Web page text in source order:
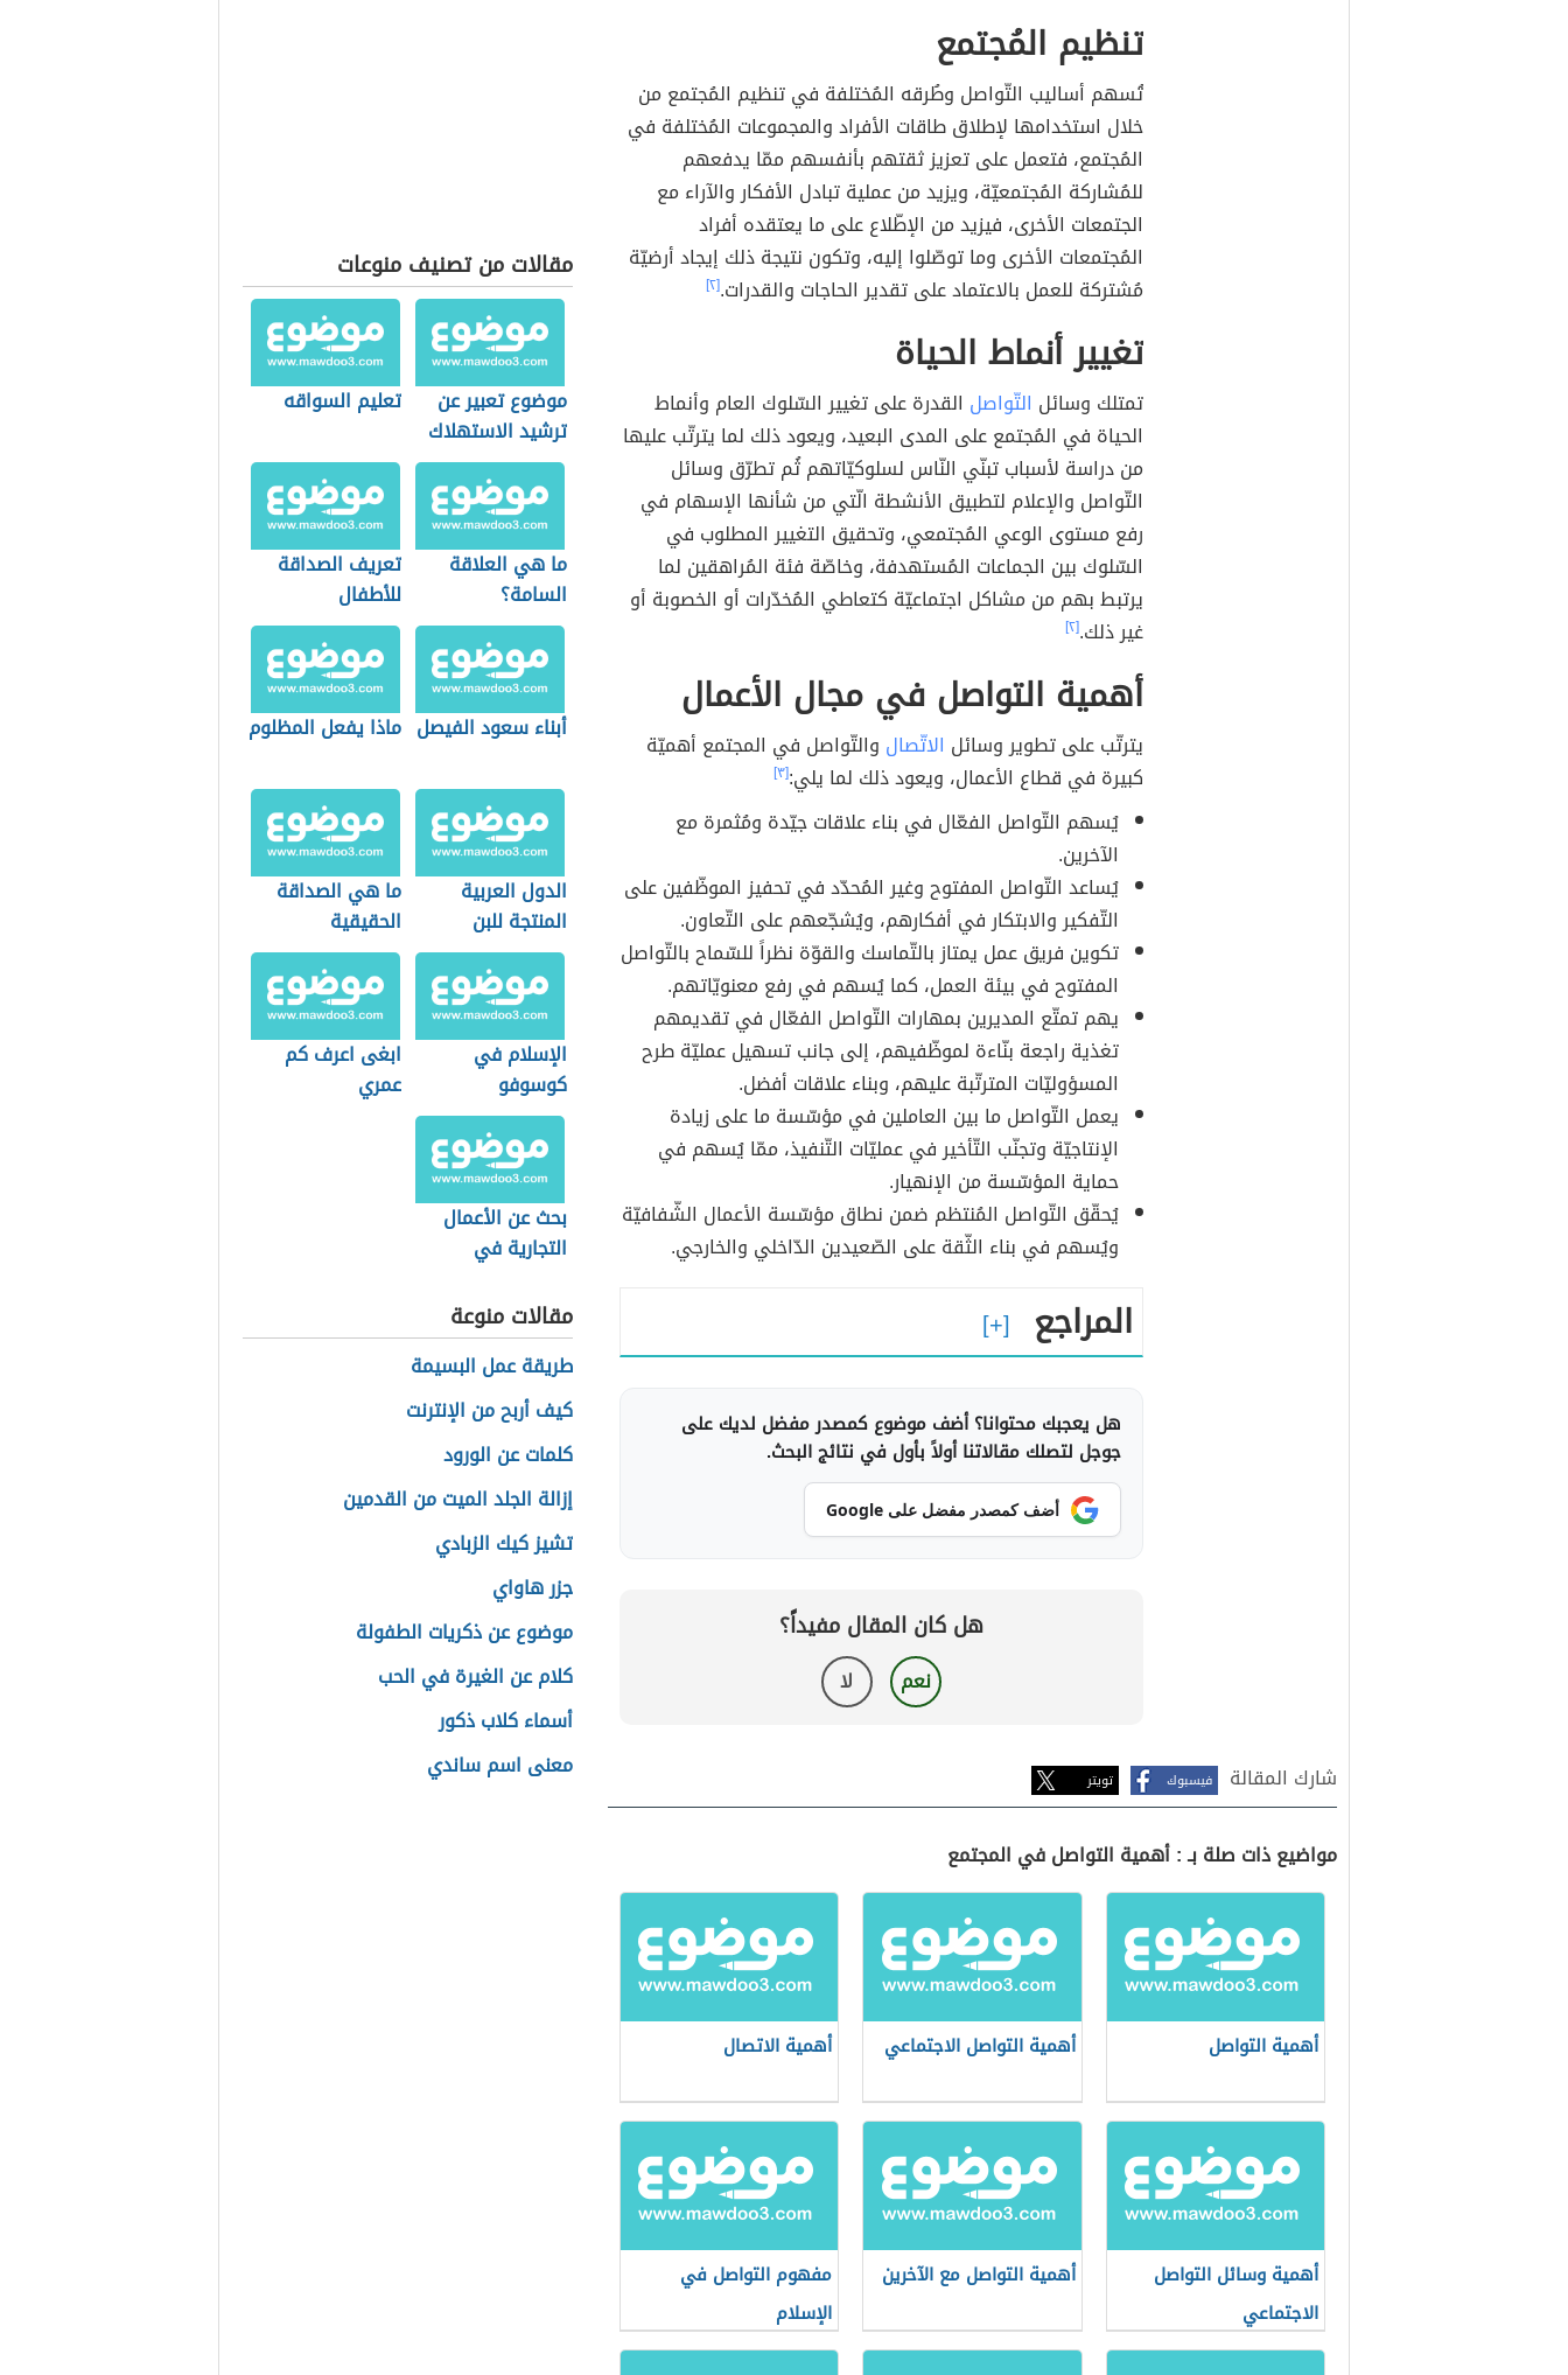
تنظيم المُجتمع
تُسهم أساليب التّواصل وطُرقه المُختلفة في تنظيم المُجتمع من
خلال استخدامها لإطلاق طاقات الأفراد والمجموعات المُختلفة في
المُجتمع، فتعمل على تعزيز ثقتهم بأنفسهم ممّا يدفعهم
للمُشاركة المُجتمعيّة، ويزيد من عملية تبادل الأفكار والآراء مع
الجتمعات الأخرى، فيزيد من الإطّلاع على ما يعتقده أفراد
المُجتمعات الأخرى وما توصّلوا إليه، وتكون نتيجة ذلك إيجاد أرضيّة
مُشتركة للعمل بالاعتماد على تقدير الحاجات والقدرات.[٢]
تغيير أنماط الحياة
تمتلك وسائل التّواصل القدرة على تغيير السّلوك العام وأنماط
الحياة في المُجتمع على المدى البعيد، ويعود ذلك لما يترتّب عليها
من دراسة لأسباب تبنّي النّاس لسلوكيّاتهم ثُم تطرّق وسائل
التّواصل والإعلام لتطبيق الأنشطة الّتي من شأنها الإسهام في
رفع مستوى الوعي المُجتمعي، وتحقيق التغيير المطلوب في
السّلوك بين الجماعات المُستهدفة، وخاصّة فئة المُراهقين لما
يرتبط بهم من مشاكل اجتماعيّة كتعاطي المُخدّرات أو الخصوبة أو
غير ذلك.[٢]
أهمية التواصل في مجال الأعمال
يترتّب على تطوير وسائل الاتّصال والتّواصل في المجتمع أهميّة
كبيرة في قطاع الأعمال، ويعود ذلك لما يلي:[٣]
يُسهم التّواصل الفعّال في بناء علاقات جيّدة ومُثمرة مع
الآخرين.
يُساعد التّواصل المفتوح وغير المُحدّد في تحفيز الموظّفين على
التّفكير والابتكار في أفكارهم، ويُشجّعهم على التّعاون.
تكوين فريق عمل يمتاز بالتّماسك والقوّة نظراً للسّماح بالتّواصل
المفتوح في بيئة العمل، كما يُسهم في رفع معنويّاتهم.
يهم تمتّع المديرين بمهارات التّواصل الفعّال في تقديمهم
تغذية راجعة بنّاءة لموظّفيهم، إلى جانب تسهيل عمليّة طرح
المسؤوليّات المترتّبة عليهم، وبناء علاقات أفضل.
يعمل التّواصل ما بين العاملين في مؤسّسة ما على زيادة
الإنتاجيّة وتجنّب التّأخير في عمليّات التّنفيذ، ممّا يُسهم في
حماية المؤسّسة من الإنهيار.
يُحقّق التّواصل المُنتظم ضمن نطاق مؤسّسة الأعمال الشّفافيّة
ويُسهم في بناء الثّقة على الصّعيدين الدّاخلي والخارجي.
المراجع
هل يعجبك محتوانا؟ أضف موضوع كمصدر مفضل لديك على
جوجل لتصلك مقالاتنا أولاً بأول في نتائج البحث.
أضف كمصدر مفضل على Google
هل كان المقال مفيداً؟
نعم لا
شارك المقالة فيسبوك تويتر
مواضيع ذات صلة بـ : أهمية التواصل في المجتمع
أهمية التواصل أهمية التواصل الاجتماعي أهمية الاتصال
أهمية وسائل التواصل
الاجتماعي
أهمية التواصل مع الآخرين
مفهوم التواصل في
الإسلام
مقالات من تصنيف منوعات
موضوع تعبير عن
ترشيد الاستهلاك
تعليم السواقه
ما هي العلاقة
السامة؟
تعريف الصداقة
للأطفال
أبناء سعود الفيصل ماذا يفعل المظلوم
الدول العربية
المنتجة للبن
ما هي الصداقة
الحقيقية
الإسلام في
كوسوفو
ابغى اعرف كم
عمري
بحث عن الأعمال
التجارية في
مقالات منوعة
طريقة عمل البسيمة
كيف أربح من الإنترنت
كلمات عن الورود
إزالة الجلد الميت من القدمين
تشيز كيك الزبادي
جزر هاواي
موضوع عن ذكريات الطفولة
كلام عن الغيرة في الحب
أسماء كلاب ذكور
معنى اسم ساندي